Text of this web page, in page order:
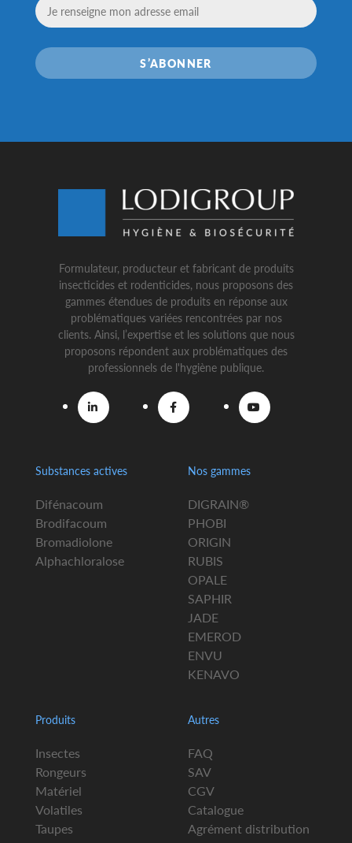
S’ABONNER
Formulateur, producteur et fabricant de produits
insecticides et rodenticides, nous proposons des
gammes étendues de produits en réponse aux
problématiques variées rencontrées par nos
clients. Ainsi, l’expertise et les solutions que nous
proposons répondent aux problématiques des
professionnels de l'hygiène publique.
Substances actives
Difénacoum
Brodifacoum
Bromadiolone
Alphachloralose
Nos gammes
DIGRAIN®
PHOBI
ORIGIN
RUBIS
OPALE
SAPHIR
JADE
EMEROD
ENVU
KENAVO
Produits
Insectes
Rongeurs
Matériel
Volatiles
Taupes
Autres
FAQ
SAV
CGV
Catalogue
Agrément distribution